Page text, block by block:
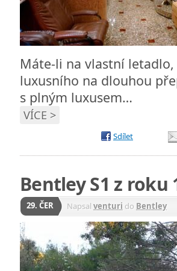
Máte-li na vlastní
luxusního na dlouhou
s plným luxusem…
VÍCE >
Sdílet
Bentley S1 z roku
29. ČER Napsal venturi do Bentley